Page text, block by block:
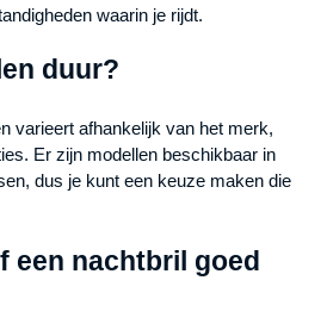
waarin je rijdt.
duur?
varieert afhankelijk van het merk,
Er zijn modellen beschikbaar in
dus je kunt een keuze maken die
een nachtbril goed